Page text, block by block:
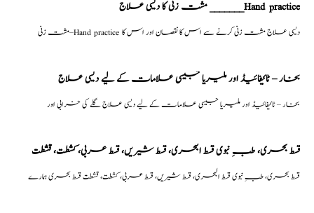
مشت زنی کا دیسی علاج _______Hand practice
مشت زنی–Hand practice دیسی علاج مشت زنی کرنے سے اس کا نقصان اور اس کا
بخار – ٹائیفائیڈ اور ملیریا جیسی علامات کے لیے دیسی علاج
بخار – ٹائیفائیڈ اور ملیریا جیسی علامات کے لیے دیسی علاج گلے کی خرابی اور
قسط بحری، طبِ نبوی قسط البحری، قسط شیریں، قسط عربی، كشطت، قشطت
قسط بحری، طبِ نبوی قسط البحری، قسط شیریں، قسط عربی، كشطت، قشطت قسط بحری ہمارے